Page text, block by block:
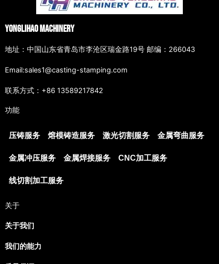
Yonglihao Machinery
地址：中国山东省青岛市李沧区瑞金路19号 邮编：266043
Email:sales1@casting-stamping.com
联系方式：+86 13589217842
功能
压铸服务 熔模铸造服务 激光切割服务 金属弯曲服务
金属冲压服务 金属焊接服务 CNC加工服务
线切割加工服务
关于
关于我们
我们的能力